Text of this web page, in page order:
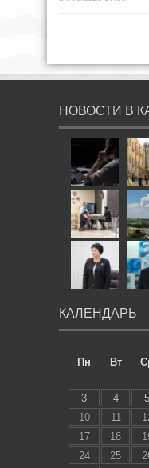
НОВОСТИ В
КАЛЕНДАРЬ
Пн
Вт
3
4 5
10
11
17
18
24
25